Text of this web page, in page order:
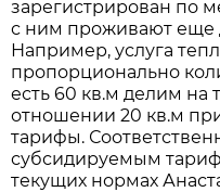
зарегистрирован по
с ним проживают еще
Например, услуга
пропорционально
есть 60 кв.м делим на
отношении 20 кв.м
тарифы.
субсидируемым
текущих нормах